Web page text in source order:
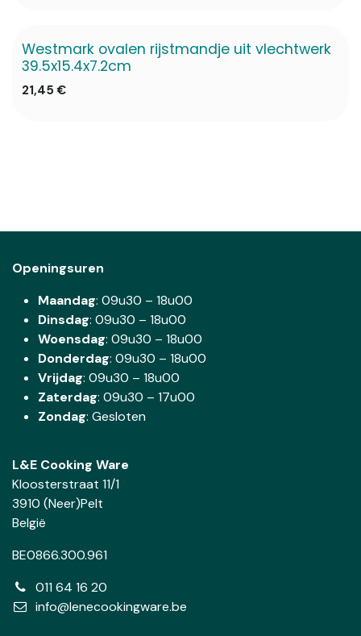
✖ Niet op voorraad
Westmark ovalen rijstmandje uit vlechtwerk
39.5x15.4x7.2cm
21,45 €
Openingsuren
Maandag: 09u30 – 18u00
Dinsdag: 09u30 – 18u00
Woensdag: 09u30 – 18u00
Donderdag: 09u30 – 18u00
Vrijdag: 09u30 – 18u00
Zaterdag: 09u30 – 17u00
Zondag: Gesloten
L&E Cooking Ware
Kloosterstraat 11/1
3910 (Neer)Pelt
België
BE0866.300.961
011 64 16 20
info@lenecookingware.be